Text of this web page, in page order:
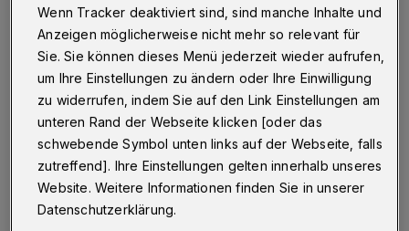
23.05.2015 , 17:00 Uhr Eine Minute Lesezeit
Initiiert von Prof. Katja Pfeiffer und Armin
Wenn Tracker deaktiviert sind, sind manche Inhalte und
Anzeigen möglicherweise nicht mehr so relevant für
Sie. Sie können dieses Menü jederzeit wieder aufrufen,
um Ihre Einstellungen zu ändern oder Ihre Einwilligung
zu widerrufen, indem Sie auf den Link Einstellungen am
unteren Rand der Webseite klicken [oder das
schwebende Symbol unten links auf der Webseite, falls
zutreffend]. Ihre Einstellungen gelten innerhalb unseres
Website. Weitere Informationen finden Sie in unserer
Datenschutzerklärung.